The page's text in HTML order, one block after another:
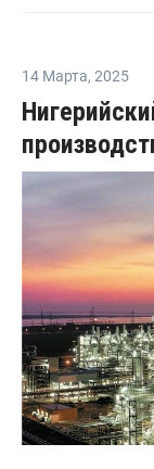
14 Марта, 2025